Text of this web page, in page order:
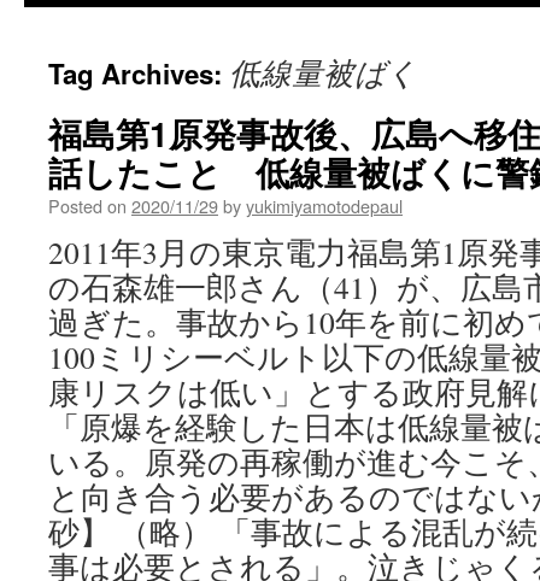
Tag Archives: 低線量被ばく
福島第1原発事故後、広島へ移
話したこと 低線量被ばくに警
Posted on 2020/11/29byyukimiyamotodepaul
2011年3月の東京電力福島第1原発
の石森雄一郎さん（41）が、広島
過ぎた。事故から10年を前に初
100ミリシーベルト以下の低線量
康リスクは低い」とする政府見
「原爆を経験した日本は低線量
いる。原発の再稼働が進む今こ
と向き合う必要があるのではな
砂】 （略） 「事故による混乱が
事は必要とされる」。泣きじゃ